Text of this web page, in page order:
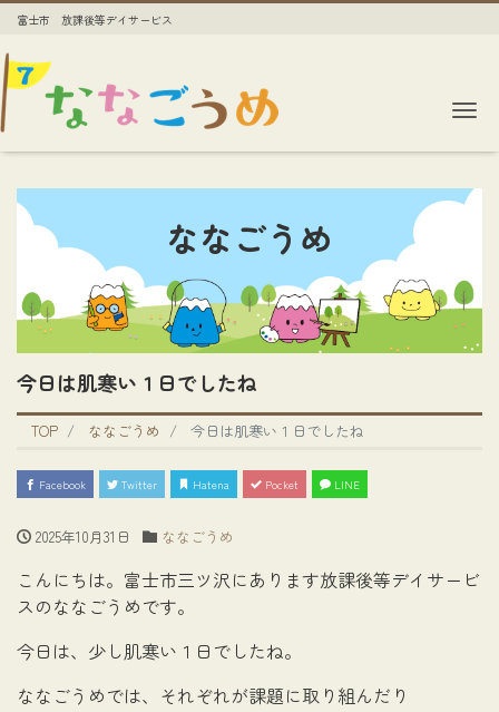
富士市 放課後等デイサービス
ななごうめ
今日は肌寒い１日でしたね
TOP ななごうめ 今日は肌寒い１日でしたね
Facebook Twitter Hatena Pocket LINE
2025年10月31日 ななごうめ
こんにちは。富士市三ツ沢にあります放課後等デイサービ
スのななごうめです。
今日は、少し肌寒い１日でしたね。
ななごうめでは、それぞれが課題に取り組んだり